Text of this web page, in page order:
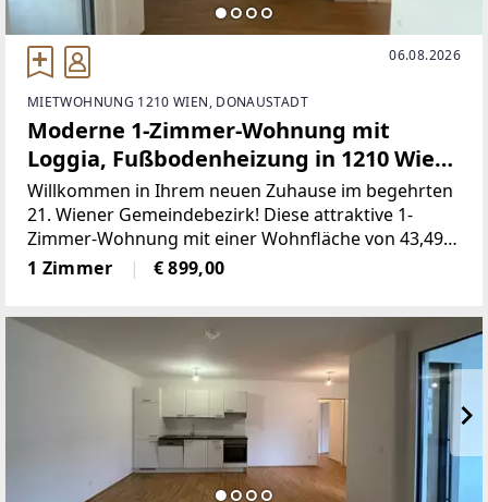
06.08.2026
MIETWOHNUNG 1210 WIEN, DONAUSTADT
Moderne 1-Zimmer-Wohnung mit
Loggia, Fußbodenheizung in 1210 Wien
um 899€!
Willkommen in Ihrem neuen Zuhause im begehrten
21. Wiener Gemeindebezirk! Diese attraktive 1-
Zimmer-Wohnung mit einer Wohnfläche von 43,49
m² befindet sich im ersten Stock eines modernen
Gebäudes und bietet alles, was das städtische
1 Zimmer € 899,00